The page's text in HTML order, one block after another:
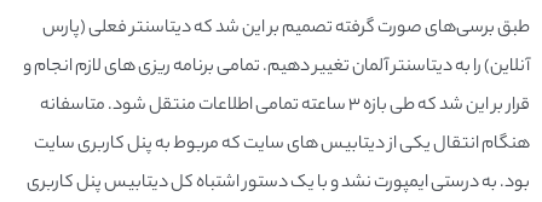
طبق برسی‌های صورت گرفته تصمیم بر این شد که دیتاسنتر فعلی (پارس
آنلاین) را به دیتاسنتر آلمان تغییر دهیم. تمامی برنامه ریزی های لازم انجام و
قرار بر این شد که طی بازه 3 ساعته تمامی اطلاعات منتقل شود. متاسفانه
هنگام انتقال یکی از دیتابیس های سایت که مربوط به پنل کاربری سایت
بود. به درستی ایمپورت نشد و با یک دستور اشتباه کل دیتابیس پنل کاربری